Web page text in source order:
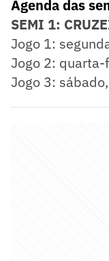
Agenda das
SEMI 1:
Jogo 1:
Jogo 2:
Jogo 3: